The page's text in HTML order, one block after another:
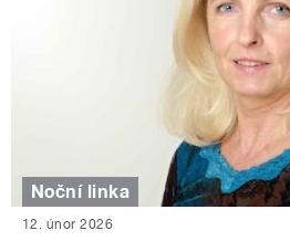
Noční linka
12. únor 2026